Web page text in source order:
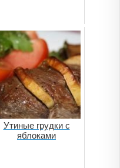
Утиные грудки с
яблоками